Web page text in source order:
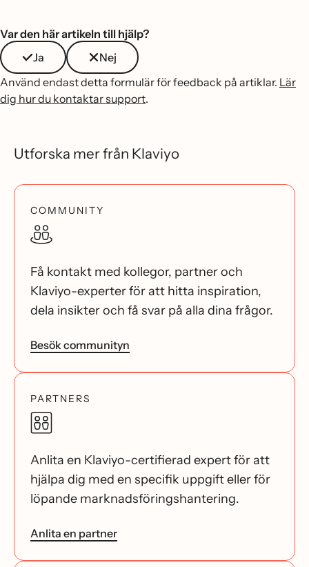
Var den här artikeln till hjälp?
Ja
Nej
Använd endast detta formulär för feedback på artiklar. Lär
dig hur du kontaktar support.
Utforska mer från Klaviyo
COMMUNITY
Få kontakt med kollegor, partner och
Klaviyo-experter för att hitta inspiration,
dela insikter och få svar på alla dina frågor.
Besök communityn
PARTNERS
Anlita en Klaviyo-certifierad expert för att
hjälpa dig med en specifik uppgift eller för
löpande marknadsföringshantering.
Anlita en partner